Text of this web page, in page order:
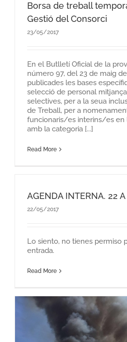
Borsa de treball
Gestió del Consorci
23/05/2017
En el Butlletí Oficial de la
número 97, del 23 de maig
publicades les bases
selecció de personal
selectives, per a la seua
de Treball, per a
funcionaris/es interins/es en
amb la categoria [...]
Read More
AGENDA INTERNA. 22
22/05/2017
Lo siento, no tienes permiso
entrada.
Read More